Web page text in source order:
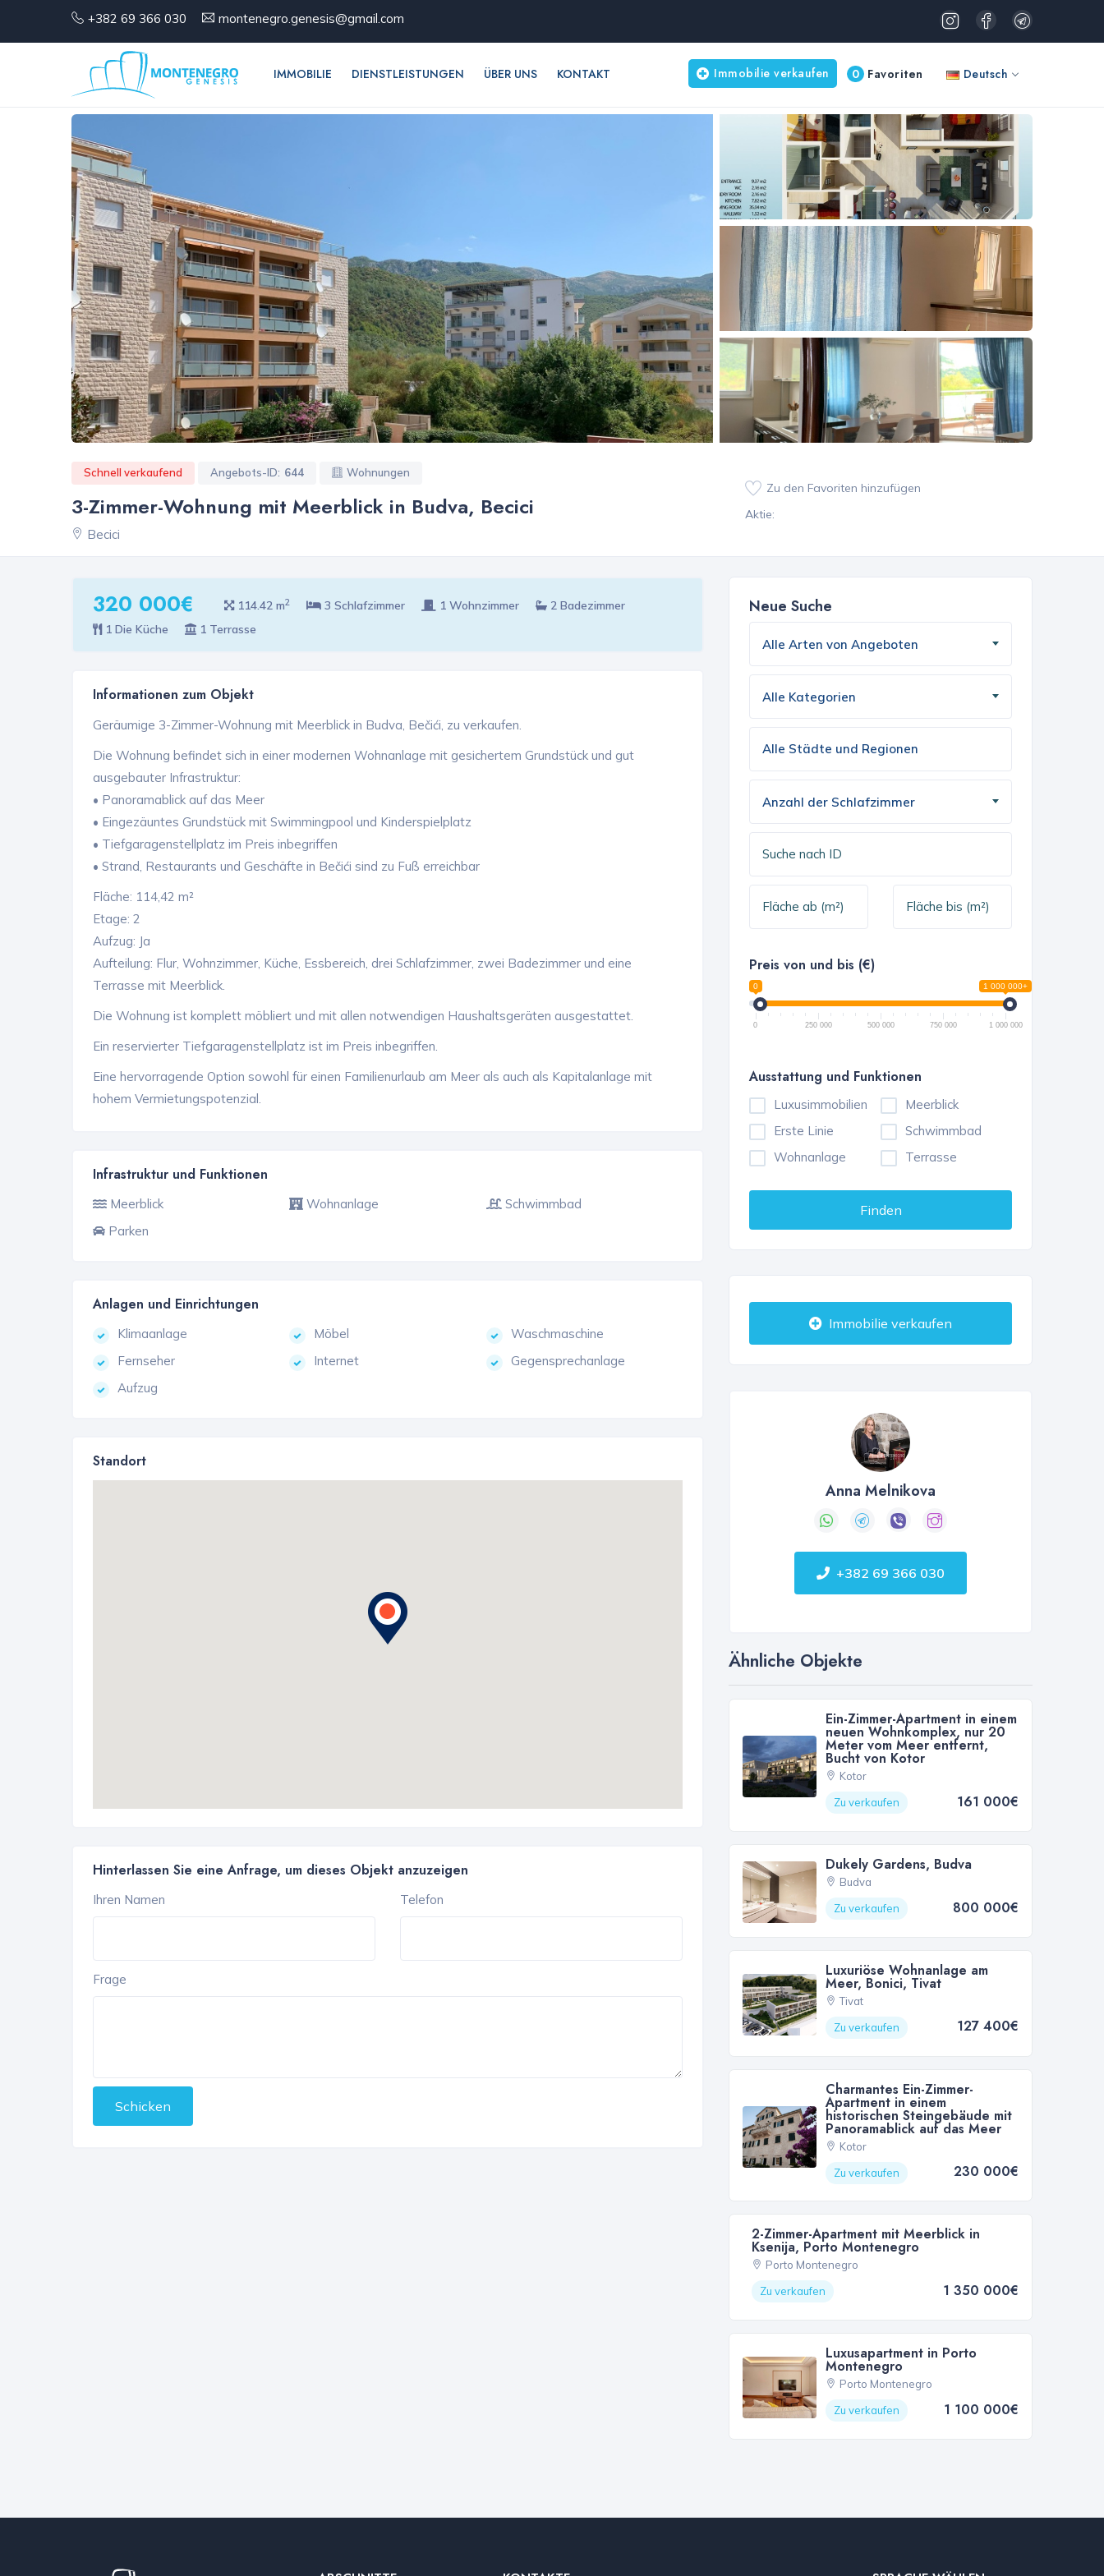
+382 69 366 030 montenegro.genesis@gmail.com
IMMOBILIE DIENSTLEISTUNGEN ÜBER UNS KONTAKT 0 Favoriten Deutsch
Immobilie verkaufen
Schnell verkaufend Angebots-ID: 644 Wohnungen
3-Zimmer-Wohnung mit Meerblick in Budva, Becici
Becici
Zu den Favoriten hinzufügen
Aktie:
320 000€ 114.42 m2 3 Schlafzimmer 1 Wohnzimmer
2 Badezimmer
1 Die Küche
1 Terrasse
Informationen zum Objekt
Geräumige 3-Zimmer-Wohnung mit Meerblick in Budva, Bečići, zu verkaufen.
Die Wohnung befindet sich in einer modernen Wohnanlage mit gesichertem Grundstück und gut
ausgebauter Infrastruktur:
• Panoramablick auf das Meer
• Eingezäuntes Grundstück mit Swimmingpool und Kinderspielplatz
• Tiefgaragenstellplatz im Preis inbegriffen
• Strand, Restaurants und Geschäfte in Bečići sind zu Fuß erreichbar
Fläche: 114,42 m²
Etage: 2
Aufzug: Ja
Aufteilung: Flur, Wohnzimmer, Küche, Essbereich, drei Schlafzimmer, zwei Badezimmer und eine
Terrasse mit Meerblick.
Die Wohnung ist komplett möbliert und mit allen notwendigen Haushaltsgeräten ausgestattet.
Ein reservierter Tiefgaragenstellplatz ist im Preis inbegriffen.
Eine hervorragende Option sowohl für einen Familienurlaub am Meer als auch als Kapitalanlage mit
hohem Vermietungspotenzial.
Infrastruktur und Funktionen
Meerblick Wohnanlage
Schwimmbad
Parken
Anlagen und Einrichtungen
Klimaanlage Möbel
Waschmaschine
Fernseher
Internet
Gegensprechanlage
Aufzug
Standort
Hinterlassen Sie eine Anfrage, um dieses Objekt anzuzeigen
Ihren Namen Telefon
Frage
Schicken
Neue Suche
Alle Arten von Angeboten
Alle Kategorien
Anzahl der Schlafzimmer
Preis von und bis (€)
0 1 000 000+
0 250 000 500 000 750 000 1 000 000
Ausstattung und Funktionen
Luxusimmobilien
Meerblick
Erste Linie
Schwimmbad
Wohnanlage
Terrasse
Finden
Immobilie verkaufen
Anna Melnikova
+382 69 366 030
Ähnliche Objekte
Ein-Zimmer-Apartment in einem
neuen Wohnkomplex, nur 20
Meter vom Meer entfernt,
Bucht von Kotor
Kotor
Zu verkaufen
161 000€
Dukely Gardens, Budva
Budva
Zu verkaufen
800 000€
Luxuriöse Wohnanlage am
Meer, Bonici, Tivat
Tivat
Zu verkaufen
127 400€
Charmantes Ein-Zimmer-
Apartment in einem
historischen Steingebäude mit
Panoramablick auf das Meer
Kotor
Zu verkaufen
230 000€
2-Zimmer-Apartment mit Meerblick in
Ksenija, Porto Montenegro
Porto Montenegro
Zu verkaufen
1 350 000€
Luxusapartment in Porto
Montenegro
Porto Montenegro
Zu verkaufen
1 100 000€